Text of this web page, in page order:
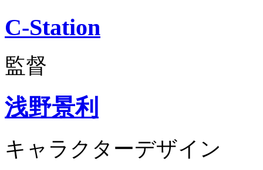
C-Station
監督
浅野景利
キャラクターデザイン